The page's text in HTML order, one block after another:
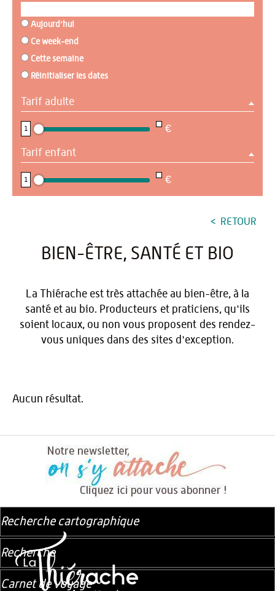
Aujourd'hui
Ce week-end
Cette semaine
Réinitialiser les dates
Tarif adulte
1 €
Tarif enfant
1 €
RETOUR
BIEN-ÊTRE, SANTÉ ET BIO
La Thiérache est très attachée au bien-être, à la
santé et au bio. Producteurs et praticiens, qu'ils
soient locaux, ou non vous proposent des rendez-
vous uniques dans des sites d'exception.
Aucun résultat.
Recherche cartographique
Recherche
Carnet de voyage